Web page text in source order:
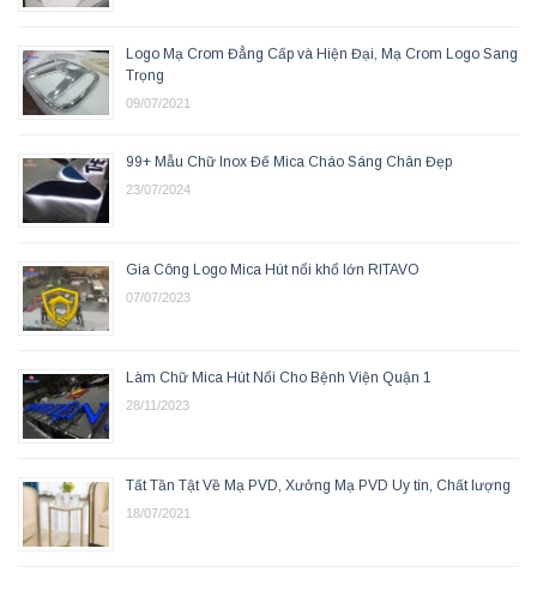
Logo Mạ Crom Đẳng Cấp và Hiện Đại, Mạ Crom Logo Sang
Trọng
09/07/2021
99+ Mẫu Chữ Inox Đế Mica Cháo Sáng Chân Đẹp
23/07/2024
Gia Công Logo Mica Hút nổi khổ lớn RITAVO
07/07/2023
Làm Chữ Mica Hút Nổi Cho Bệnh Viện Quận 1
28/11/2023
Tất Tần Tật Về Mạ PVD, Xưởng Mạ PVD Uy tín, Chất lượng
18/07/2021